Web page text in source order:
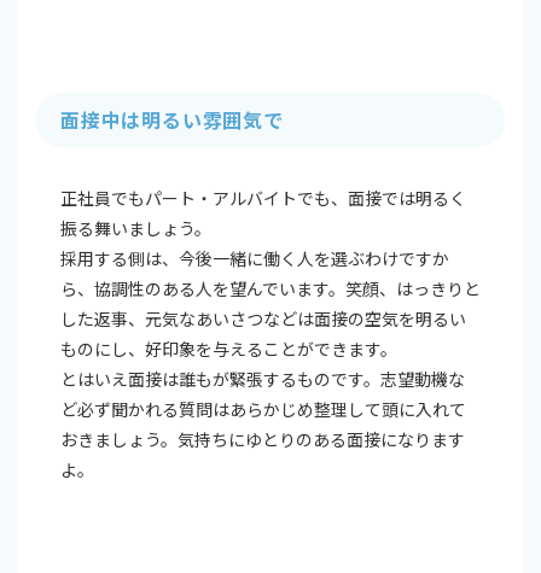
面接中は明るい雰囲気で
正社員でもパート・アルバイトでも、面接では明るく
振る舞いましょう。
採用する側は、今後一緒に働く人を選ぶわけですか
ら、協調性のある人を望んでいます。笑顔、はっきりと
した返事、元気なあいさつなどは面接の空気を明るい
ものにし、好印象を与えることができます。
とはいえ面接は誰もが緊張するものです。志望動機な
ど必ず聞かれる質問はあらかじめ整理して頭に入れて
おきましょう。気持ちにゆとりのある面接になります
よ。